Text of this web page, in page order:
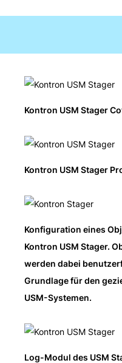
Kontron USM Stager
Kontron USM Stager
Konfiguration eines
Kontron USM Stager.
werden dabei
Grundlage für den
USM-Systemen.
Log-Modul des USM